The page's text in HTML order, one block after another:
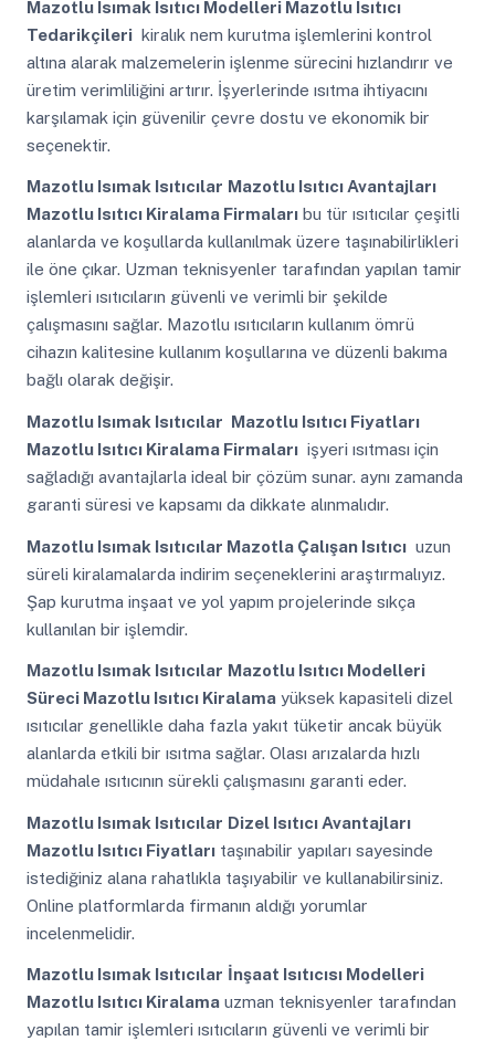
Mazotlu Isımak Isıtıcı Modelleri Mazotlu Isıtıcı
Tedarikçilerikiralık nem kurutma işlemlerini kontrol
altına alarak malzemelerin işlenme sürecini hızlandırır ve
üretim verimliliğini artırır. İşyerlerinde ısıtma ihtiyacını
karşılamak için güvenilir çevre dostu ve ekonomik bir
seçenektir.
Mazotlu Isımak Isıtıcılar Mazotlu Isıtıcı Avantajları
Mazotlu Isıtıcı Kiralama Firmalarıbu tür ısıtıcılar çeşitli
alanlarda ve koşullarda kullanılmak üzere taşınabilirlikleri
ile öne çıkar. Uzman teknisyenler tarafından yapılan tamir
işlemleri ısıtıcıların güvenli ve verimli bir şekilde
çalışmasını sağlar. Mazotlu ısıtıcıların kullanım ömrü
cihazın kalitesine kullanım koşullarına ve düzenli bakıma
bağlı olarak değişir.
Mazotlu Isımak Isıtıcılar Mazotlu Isıtıcı Fiyatları
Mazotlu Isıtıcı Kiralama Firmalarıişyeri ısıtması için
sağladığı avantajlarla ideal bir çözüm sunar. aynı zamanda
garanti süresi ve kapsamı da dikkate alınmalıdır.
Mazotlu Isımak Isıtıcılar Mazotla Çalışan Isıtıcıuzun
süreli kiralamalarda indirim seçeneklerini araştırmalıyız.
Şap kurutma inşaat ve yol yapım projelerinde sıkça
kullanılan bir işlemdir.
Mazotlu Isımak Isıtıcılar Mazotlu Isıtıcı Modelleri
Süreci Mazotlu Isıtıcı Kiralamayüksek kapasiteli dizel
ısıtıcılar genellikle daha fazla yakıt tüketir ancak büyük
alanlarda etkili bir ısıtma sağlar. Olası arızalarda hızlı
müdahale ısıtıcının sürekli çalışmasını garanti eder.
Mazotlu Isımak Isıtıcılar Dizel Isıtıcı Avantajları
Mazotlu Isıtıcı Fiyatlarıtaşınabilir yapıları sayesinde
istediğiniz alana rahatlıkla taşıyabilir ve kullanabilirsiniz.
Online platformlarda firmanın aldığı yorumlar
incelenmelidir.
Mazotlu Isımak Isıtıcılar
İnşaat Isıtıcısı Modelleri
Mazotlu Isıtıcı Kiralamauzman teknisyenler tarafından
yapılan tamir işlemleri ısıtıcıların güvenli ve verimli bir